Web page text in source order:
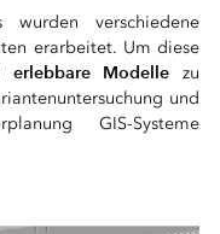
verschiedene
erarbeitet. Um diese
erlebbare Modelle zu
und
GIS-Systeme